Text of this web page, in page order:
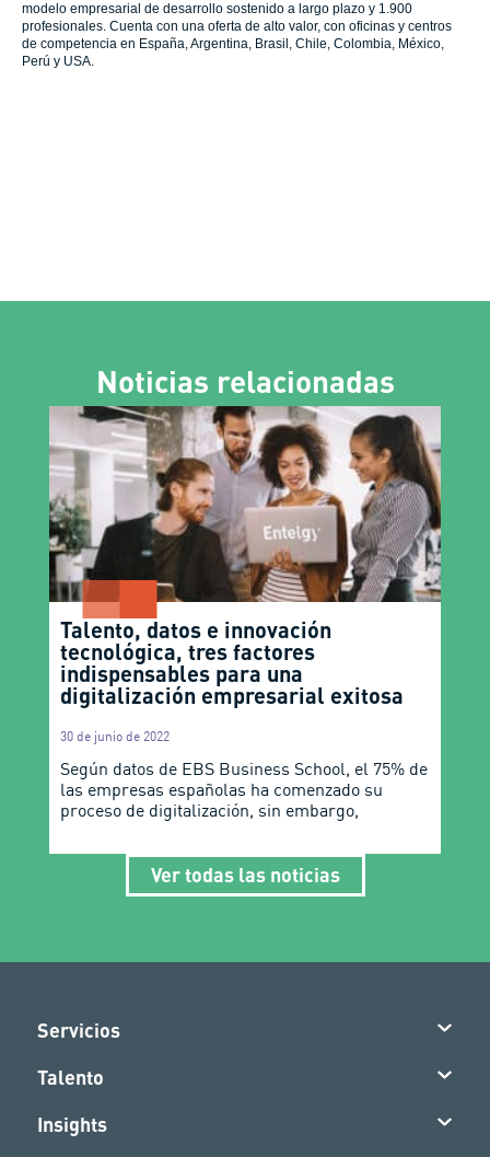
modelo empresarial de desarrollo sostenido a largo plazo y 1.900
profesionales. Cuenta con una oferta de alto valor, con oficinas y centros
de competencia en España, Argentina, Brasil, Chile, Colombia, México,
Perú y USA.
Noticias relacionadas
Talento, datos e innovación
tecnológica, tres factores
indispensables para una
digitalización empresarial exitosa
30 de junio de 2022
Según datos de EBS Business School, el 75% de
las empresas españolas ha comenzado su
proceso de digitalización, sin embargo,
Ver todas las noticias
Servicios
Talento
Insights